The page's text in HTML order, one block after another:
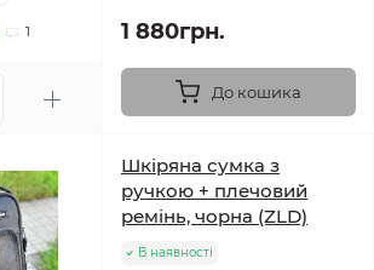
1 1 880грн.
До кошика
Шкіряна сумка з
ручкою + плечовий
ремінь, чорна (ZLD)
В наявності